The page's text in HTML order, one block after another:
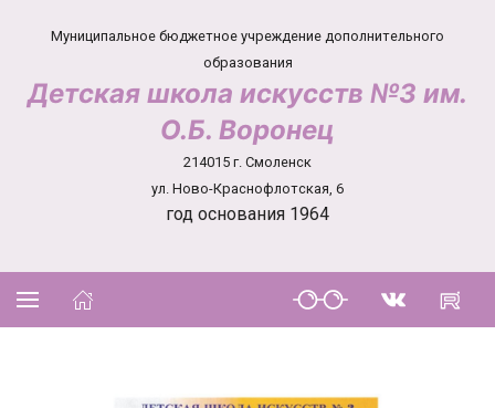
Муниципальное бюджетное учреждение дополнительного
образования
Детская школа искусств №3 им.
О.Б. Воронец
214015 г. Смоленск
ул. Ново-Краснофлотская, 6
год основания 1964